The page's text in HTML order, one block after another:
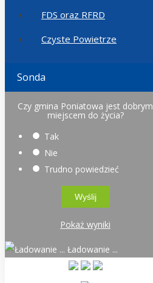
FDS oraz RFRD
Czyste Powietrze
Sonda
Czy gmina Poniatowa jest dobrym
miejscem do życia?
Tak
Nie
Trudno powiedzieć
Pokaż wyniki
Ładowanie ...